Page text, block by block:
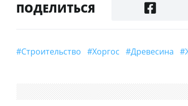
ПОДЕЛИТЬСЯ
#строительство #Хоргос #Древесина